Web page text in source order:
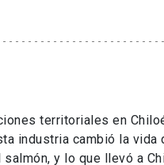
territoriales en
industria cambió la vida
y lo que llevó a